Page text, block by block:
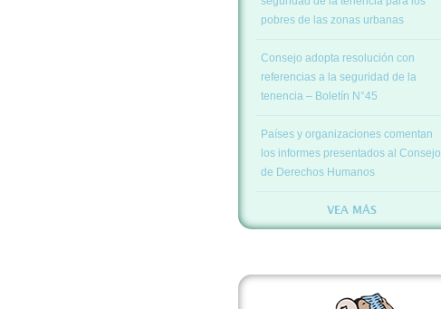
pobres de las zonas urbanas
Consejo adopta resolución con
referencias a la seguridad de la
tenencia – Boletín N°45
Países y organizaciones comentan
los informes presentados al Consejo
de Derechos Humanos
VEA MÁS